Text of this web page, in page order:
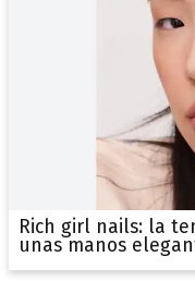
Rich girl nails: la
unas manos